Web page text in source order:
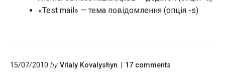
«Test mail» — тема повідомлення (опція -s)
15/07/2010 by Vitaly Kovalyshyn 17 comments